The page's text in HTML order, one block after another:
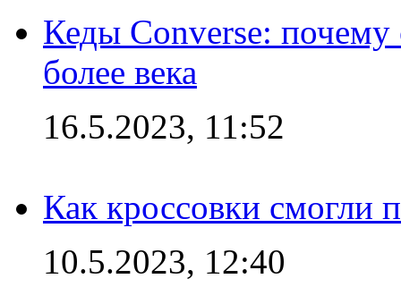
Кеды Converse:
более века
16.5.2023, 11:52
Как кроссовки смогли
10.5.2023, 12:40